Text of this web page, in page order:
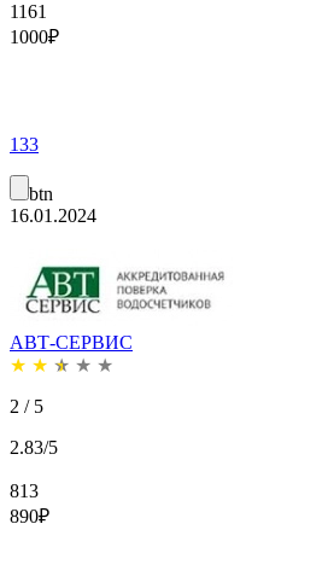
1161
1000₽
133
btn
16.01.2024
АВТ-СЕРВИС
★ ★ ★ ★ ★
2 / 5
2.83/5
813
890₽